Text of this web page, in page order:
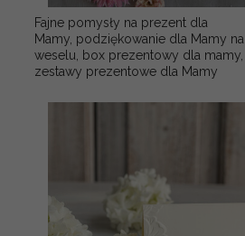
Fajne pomysły na prezent dla
Mamy, podziękowanie dla Mamy na
weselu, box prezentowy dla mamy,
zestawy prezentowe dla Mamy